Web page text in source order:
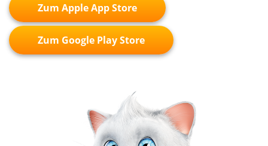
Zum Apple App Store
Zum Google Play Store